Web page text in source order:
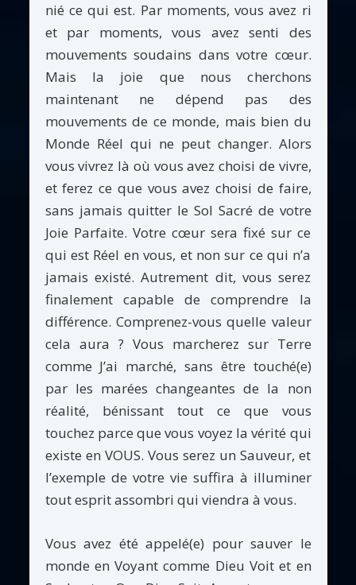
nié ce qui est. Par moments, vous avez ri
et par moments, vous avez senti des
mouvements soudains dans votre cœur.
Mais la joie que nous cherchons
maintenant ne dépend pas des
mouvements de ce monde, mais bien du
Monde Réel qui ne peut changer. Alors
vous vivrez là où vous avez choisi de vivre,
et ferez ce que vous avez choisi de faire,
sans jamais quitter le Sol Sacré de votre
Joie Parfaite. Votre cœur sera fixé sur ce
qui est Réel en vous, et non sur ce qui n’a
jamais existé. Autrement dit, vous serez
finalement capable de comprendre la
différence. Comprenez-vous quelle valeur
cela aura ? Vous marcherez sur Terre
comme J’ai marché, sans être touché(e)
par les marées changeantes de la non
réalité, bénissant tout ce que vous
touchez parce que vous voyez la vérité qui
existe en VOUS. Vous serez un Sauveur, et
l’exemple de votre vie suffira à illuminer
tout esprit assombri qui viendra à vous.
Vous avez été appelé(e) pour sauver le
monde en Voyant comme Dieu Voit et en